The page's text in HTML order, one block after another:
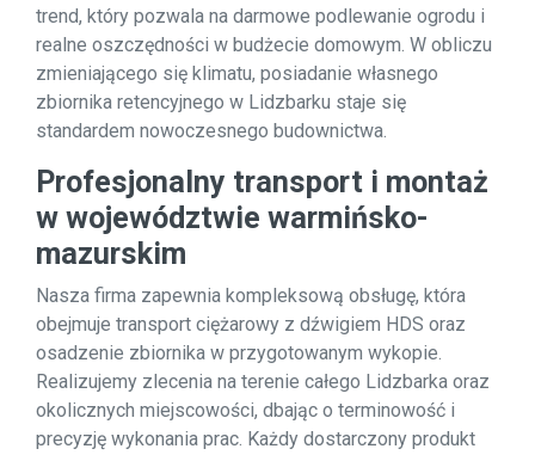
trend, który pozwala na darmowe podlewanie ogrodu i
realne oszczędności w budżecie domowym. W obliczu
zmieniającego się klimatu, posiadanie własnego
zbiornika retencyjnego w Lidzbarku staje się
standardem nowoczesnego budownictwa.
Profesjonalny transport i montaż
w województwie warmińsko-
mazurskim
Nasza firma zapewnia kompleksową obsługę, która
obejmuje transport ciężarowy z dźwigiem HDS oraz
osadzenie zbiornika w przygotowanym wykopie.
Realizujemy zlecenia na terenie całego Lidzbarka oraz
okolicznych miejscowości, dbając o terminowość i
precyzję wykonania prac. Każdy dostarczony produkt